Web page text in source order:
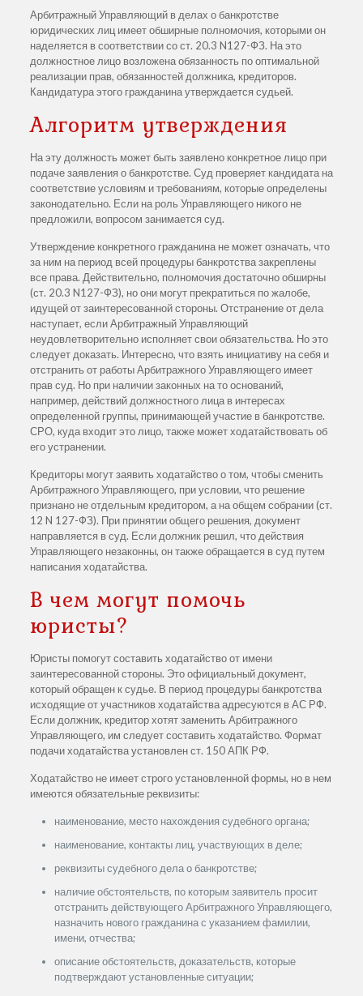
Арбитражный Управляющий в делах о банкротстве
юридических лиц имеет обширные полномочия, которыми он
наделяется в соответствии со ст. 20.3 N127-ФЗ. На это
должностное лицо возложена обязанность по оптимальной
реализации прав, обязанностей должника, кредиторов.
Кандидатура этого гражданина утверждается судьей.
Алгоритм утверждения
На эту должность может быть заявлено конкретное лицо при
подаче заявления о банкротстве. Суд проверяет кандидата на
соответствие условиям и требованиям, которые определены
законодательно. Если на роль Управляющего никого не
предложили, вопросом занимается суд.
Утверждение конкретного гражданина не может означать, что
за ним на период всей процедуры банкротства закреплены
все права. Действительно, полномочия достаточно обширны
(ст. 20.3 N127-ФЗ), но они могут прекратиться по жалобе,
идущей от заинтересованной стороны. Отстранение от дела
наступает, если Арбитражный Управляющий
неудовлетворительно исполняет свои обязательства. Но это
следует доказать. Интересно, что взять инициативу на себя и
отстранить от работы Арбитражного Управляющего имеет
прав суд. Но при наличии законных на то оснований,
например, действий должностного лица в интересах
определенной группы, принимающей участие в банкротстве.
СРО, куда входит это лицо, также может ходатайствовать об
его устранении.
Кредиторы могут заявить ходатайство о том, чтобы сменить
Арбитражного Управляющего, при условии, что решение
признано не отдельным кредитором, а на общем собрании (ст.
12 N 127-ФЗ). При принятии общего решения, документ
направляется в суд. Если должник решил, что действия
Управляющего незаконны, он также обращается в суд путем
написания ходатайства.
В чем могут помочь
юристы?
Юристы помогут составить ходатайство от имени
заинтересованной стороны. Это официальный документ,
который обращен к судье. В период процедуры банкротства
исходящие от участников ходатайства адресуются в АС РФ.
Если должник, кредитор хотят заменить Арбитражного
Управляющего, им следует составить ходатайство. Формат
подачи ходатайства установлен ст. 150 АПК РФ.
Ходатайство не имеет строго установленной формы, но в нем
имеются обязательные реквизиты:
наименование, место нахождения судебного органа;
наименование, контакты лиц, участвующих в деле;
реквизиты судебного дела о банкротстве;
наличие обстоятельств, по которым заявитель просит
отстранить действующего Арбитражного Управляющего,
назначить нового гражданина с указанием фамилии,
имени, отчества;
описание обстоятельств, доказательств, которые
подтверждают установленные ситуации;